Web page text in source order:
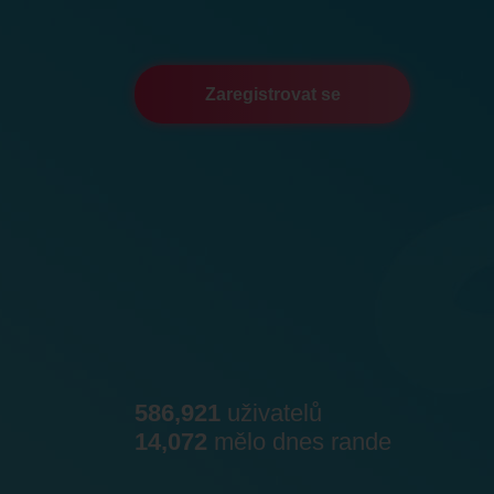
Zaregistrovat se
586,921 uživatelů
14,072 mělo dnes rande